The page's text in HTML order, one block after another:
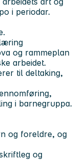
i periodar.
og rammeplan
arbeidet.
til deltaking,
i barnegruppa.
og foreldre, og
og